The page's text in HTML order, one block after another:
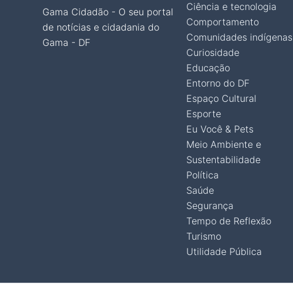
Gama Cidadão - O seu portal
de notícias e cidadania do
Gama - DF
Ciência e tecnologia
Comportamento
Comunidades indígenas
Curiosidade
Educação
Entorno do DF
Espaço Cultural
Esporte
Eu Você & Pets
Meio Ambiente e
Sustentabilidade
Política
Saúde
Segurança
Tempo de Reflexão
Turismo
Utilidade Pública